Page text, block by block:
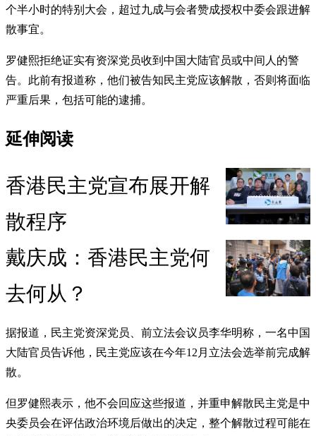
个半小时的特别大会，超过九成与会者赞成授权中委会跟进解
散事宜。
罗健熙拒绝证实有资深党员收到中国大陆官员或中间人的警
告。此前有报道称，他们被告知民主党应该解散，否则将面临
严重后果，包括可能的逮捕。
延伸阅读
香港民主党宣布展开解
散程序
戴庆成：香港民主党何
去何从？
据报道，民主党资深党员、前立法会议员李华明称，一名中国
大陆官员告诉他，民主党应该在今年12月立法会选举前完成解
散。
但罗健熙表示，他不会回应这些报道，并重申解散民主党是中
央委员会在评估政治环境后做出的决定，整个解散过程可能在